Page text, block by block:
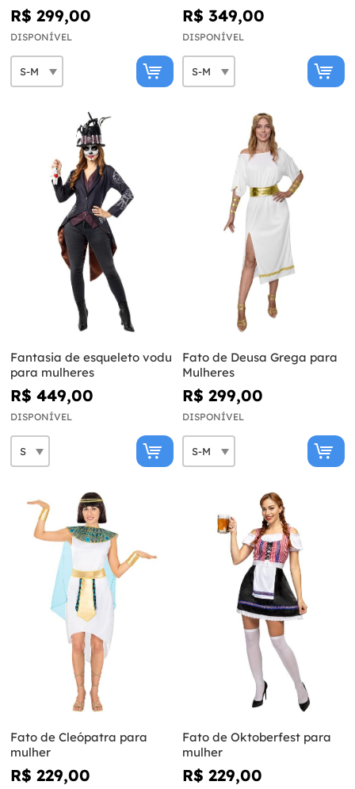
R$ 299,00
DISPONÍVEL
R$ 349,00
DISPONÍVEL
Fantasia de esqueleto vodu
para mulheres
R$ 449,00
DISPONÍVEL
Fato de Deusa Grega para
Mulheres
R$ 299,00
DISPONÍVEL
Fato de Cleópatra para
mulher
R$ 229,00
Fato de Oktoberfest para
mulher
R$ 229,00